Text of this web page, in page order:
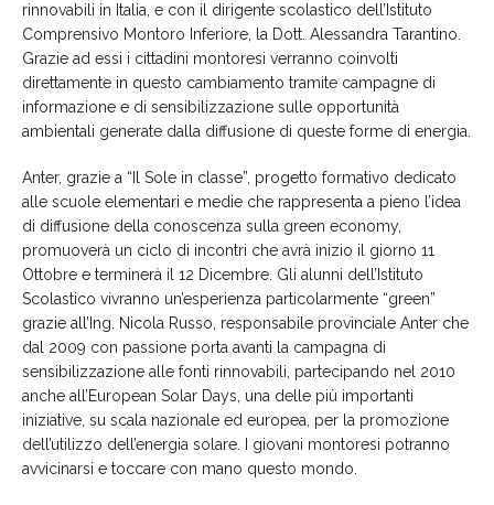
rinnovabili in Italia, e con il dirigente scolastico dell’Istituto
Comprensivo Montoro Inferiore, la Dott. Alessandra Tarantino.
Grazie ad essi i cittadini montoresi verranno coinvolti
direttamente in questo cambiamento tramite campagne di
informazione e di sensibilizzazione sulle opportunità
ambientali generate dalla diffusione di queste forme di energia.
Anter, grazie a “Il Sole in classe”, progetto formativo dedicato
alle scuole elementari e medie che rappresenta a pieno l’idea
di diffusione della conoscenza sulla green economy,
promuoverà un ciclo di incontri che avrà inizio il giorno 11
Ottobre e terminerà il 12 Dicembre. Gli alunni dell’Istituto
Scolastico vivranno un’esperienza particolarmente “green”
grazie all’Ing. Nicola Russo, responsabile provinciale Anter che
dal 2009 con passione porta avanti la campagna di
sensibilizzazione alle fonti rinnovabili, partecipando nel 2010
anche all’European Solar Days, una delle più importanti
iniziative, su scala nazionale ed europea, per la promozione
dell’utilizzo dell’energia solare. I giovani montoresi potranno
avvicinarsi e toccare con mano questo mondo.